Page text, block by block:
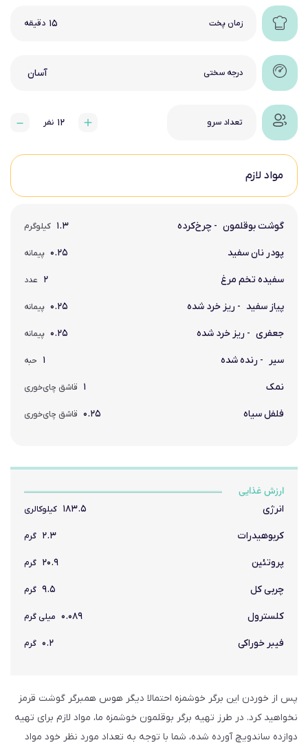
زمان پخت ۱۵ دقیقه
درجه سختی آسان
تعداد سرو ۱۲ نفر
مواد لازم
گوشت بوقلمون - چرخ‌کرده ۱.۳ کیلوگرم
پودر نان سفید ۰.۲۵ پیمانه
سفیده تخم ‌مرغ ۲ عدد
پیاز سفید - ریز خرد شده ۰.۲۵ پیمانه
جعفری - ریز خرد شده ۰.۲۵ پیمانه
سیر - رنده شده ۱ حبه
نمک ۱ قاشق چای‌خوری
فلفل سیاه ۰.۲۵ قاشق چای‌خوری
ارزش غذایی
انرژی ۱۸۳.۵ کیلوکالری
کربوهیدرات ۲.۳ گرم
پروتئین ۲۰.۹ گرم
چربی کل ۹.۵ گرم
کلسترول ۰.۰۸۹ میلی گرم
فیبر خوراکی ۰.۲ گرم
پس از خوردن این برگر خوشمزه احتمالا دیگر هوس همبرگر گوشت قرمز
نخواهید کرد. در طرز تهیه برگر بوقلمون خوشمزه ما، مواد لازم برای تهیه
دوازده ساندویچ آورده شده، شما با توجه به تعداد مورد نظر خود مواد